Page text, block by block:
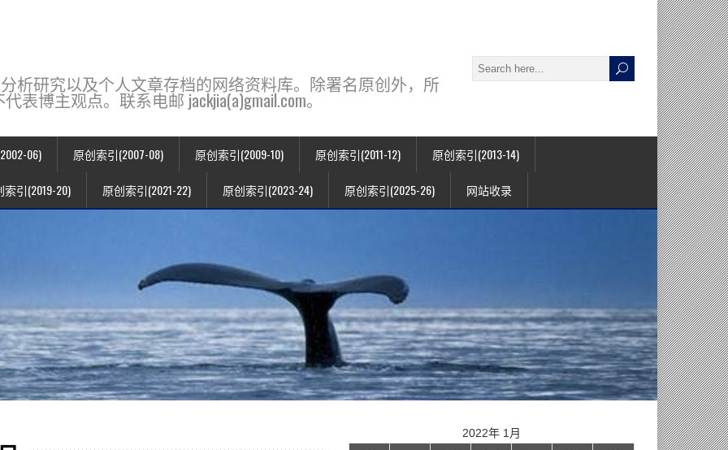
分析研究以及个人文章存档的网络资料库。除署名原创外，所
博主观点。联系电邮 jackjia(a)gmail.com。
06) 原创索引(2007-08) 原创索引(2009-10) 原创索引(2011-12) 原创索引(2013-14)
索引(2019-20) 原创索引(2021-22) 原创索引(2023-24) 原创索引(2025-26) 网站收录
2022年 1月